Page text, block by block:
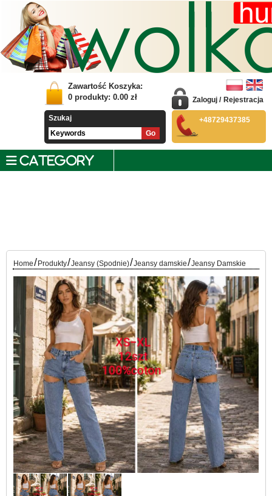
Zawartość Koszyka:
0 produkty: 0.00 zł
Szukaj
Zaloguj / Rejestracja
+48729437385
CATEGORY
Home/ Produkty/Jeansy (Spodnie)/Jeansy damskie/Jeansy Damskie